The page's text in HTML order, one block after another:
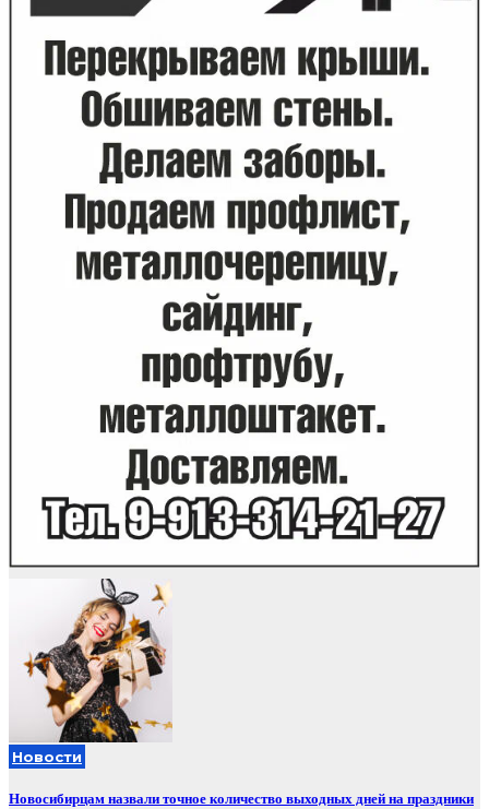
Новости
Новосибирцам назвали точное количество выходных дней на праздники